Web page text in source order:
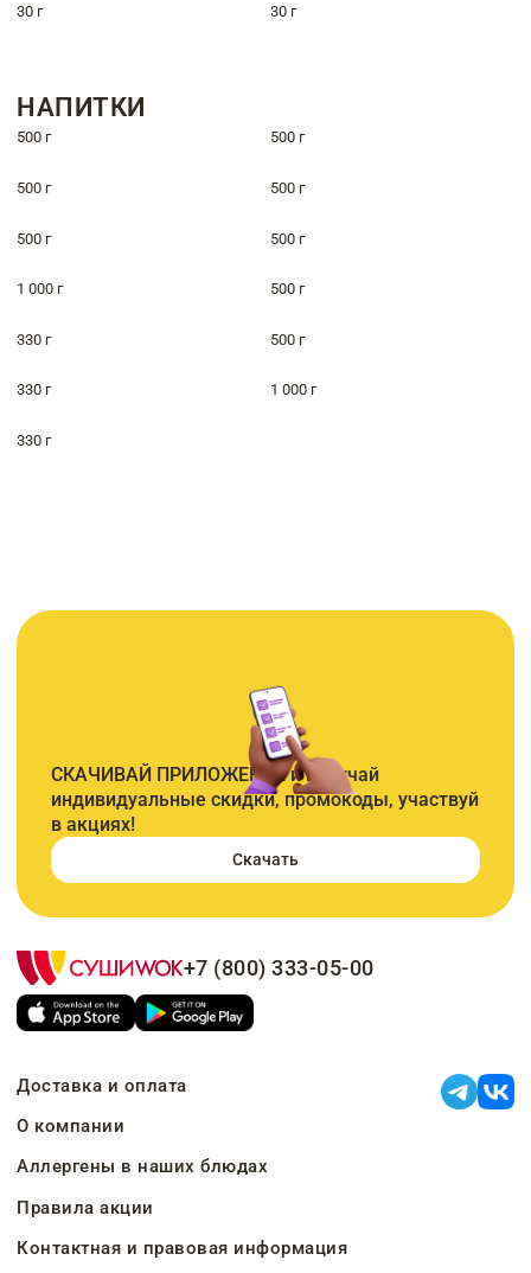
30 г 30 г
НАПИТКИ
500 г 500 г
500 г 500 г
500 г 500 г
1 000 г 500 г
330 г 500 г
330 г 1 000 г
330 г
СКАЧИВАЙ ПРИЛОЖЕНИЕ и получай
индивидуальные скидки, промокоды, участвуй
в акциях!
Скачать
+7 (800) 333-05-00
Доставка и оплата
О компании
Аллергены в наших блюдах
Правила акции
Контактная и правовая информация